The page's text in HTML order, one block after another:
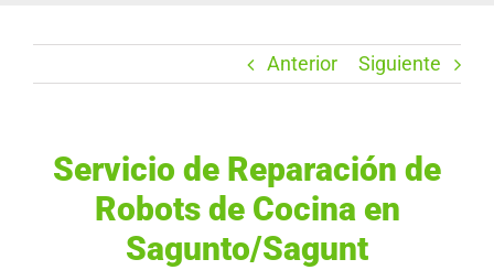
Anterior Siguiente
Servicio de Reparación de
Robots de Cocina en
Sagunto/Sagunt